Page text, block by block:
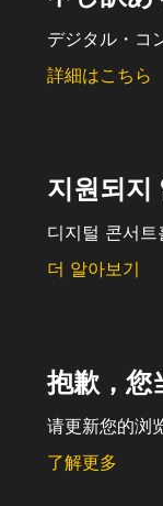
デジタル・コ
詳細はこちら
지원되지
디지털 콘서
더 알아보기
抱歉，您
请更新您的浏
了解更多